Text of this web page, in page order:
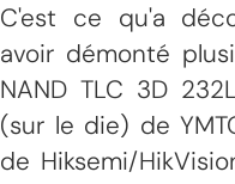
C'est ce qu'a
avoir démonté
NAND TLC 3D
(sur le die) de
de Hiksemi/